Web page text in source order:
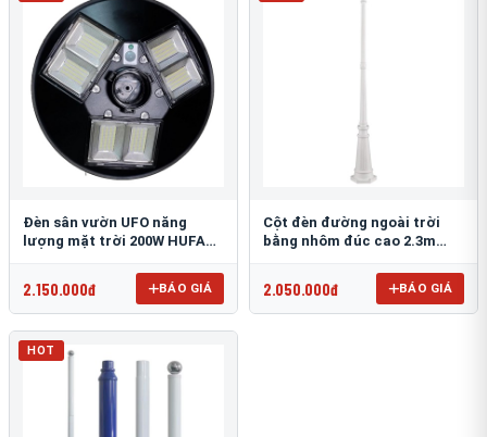
Đèn sân vườn UFO năng
lượng mặt trời 200W HUFA
2.150.000đ BÁO GIÁ
Cột đèn đường ngoài trời
bằng nhôm đúc cao 2.3m
2.050.000đ BÁO GIÁ
HOT